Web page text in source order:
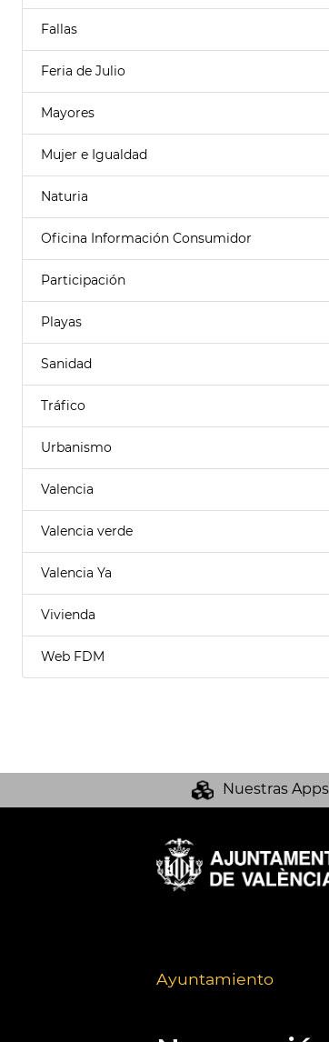
Fallas
Feria de Julio
Mayores
Mujer e Igualdad
Naturia
Oficina Información Consumidor
Participación
Playas
Sanidad
Tráfico
Urbanismo
Valencia
Valencia verde
Valencia Ya
Vivienda
Web FDM
Nuestras Apps
Ayuntamiento